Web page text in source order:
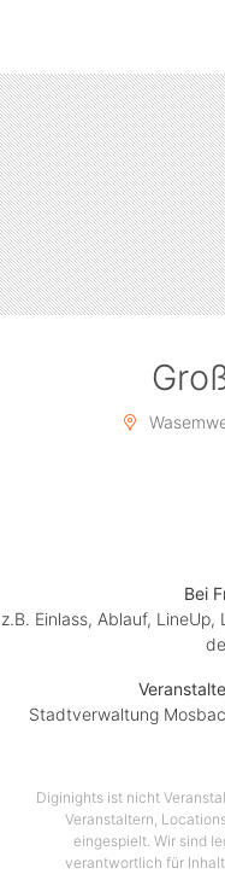
Bei
z.B. Einlass, Ablauf,
Stadtverwaltung
Diginights ist nicht
Veranstaltern,
eingespielt. Wir sind
verantwortlich für